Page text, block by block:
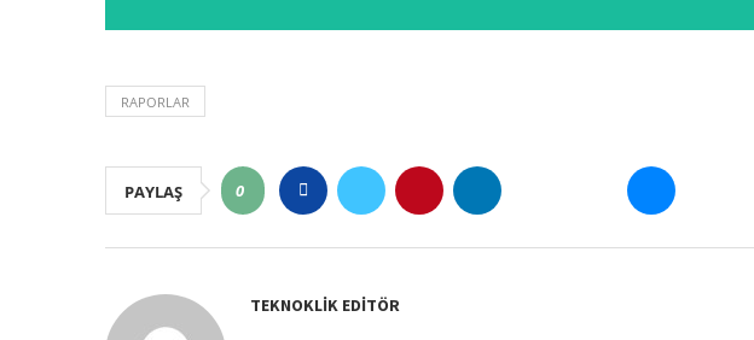
RAPORLAR
PAYLAŞ 0
TEKNOKLIK EDITÖR